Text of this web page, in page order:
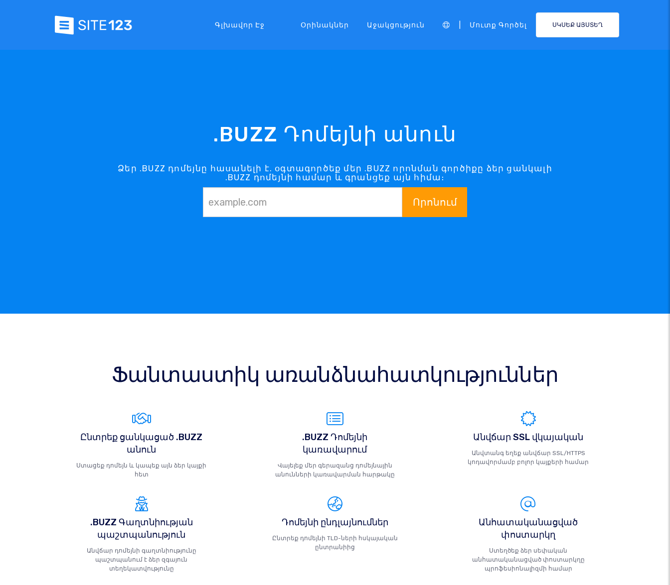
Գլխավոր Էջ Օրինակներ Աջակցություն Մուտք Գործել ՍԿՍԵՔ ԱՅՍՏԵՂ
.BUZZ Դոմեյնի անուն
Ձեր .BUZZ դոմեյնը հասանելի է. օգտագործեք մեր .BUZZ որոնման գործիքը ձեր ցանկալի
.BUZZ դոմեյնի համար և գրանցեք այն հիմա։
Որոնում
Ֆանտաստիկ առանձնահատկություններ
Ընտրեք ցանկացած .BUZZ
անուն
Ստացեք դոմեյն և կապեք այն ձեր կայքի
հետ
.BUZZ Դոմեյնի
կառավարում
Վայելեք մեր գերազանց դոմեյնային
անունների կառավարման հարթակը
Անվճար SSL վկայական
Անվտանգ եղեք անվճար SSL/HTTPS
կոդավորմամբ բոլոր կայքերի համար
.BUZZ Գաղտնիության
պաշտպանություն
Անվճար դոմեյնի գաղտնիությունը
պաշտպանում է ձեր զգայուն
տեղեկատվությունը
Դոմեյնի ընդլայնումներ
Ընտրեք դոմեյնի TLD-ների հսկայական
ընտրանիից
Անհատականացված
փոստարկղ
Ստեղծեք ձեր սեփական
անհատականացված փոստարկղը
պրոֆեսիոնալիզմի համար